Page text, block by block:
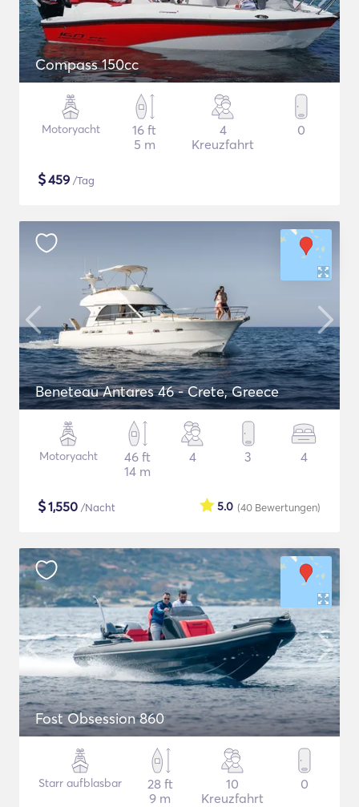
Compass 150cc
Motoryacht
16 ft
5 m
4
Kreuzfahrt
0
$459 /Tag
Beneteau Antares 46 - Crete, Greece
Motoryacht
46 ft
14 m
4 3 4
$1,550 /Nacht (40 Bewertungen)
5.0
Fost Obsession 860
Starr aufblasbar
28 ft
9 m
10
Kreuzfahrt
0